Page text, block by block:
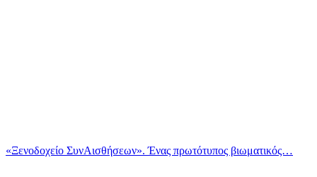
«Ξενοδοχείο ΣυνΑισθήσεων». Ένας πρωτότυπος βιωματικός…